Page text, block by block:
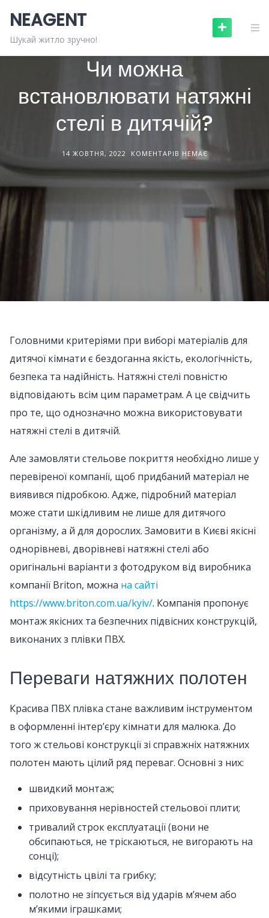
content
NEAGENT
Шукай житло зручно!БУДІВНИЦТВО ТА РЕМОНТ
Чи можна
встановлювати натяжні
стелі в дитячій?
14 ЖОВТНЯ, 2022 КОМЕНТАРІВ НЕМАЄ
Головними критеріями при виборі матеріалів для
дитячої кімнати є бездоганна якість, екологічність,
безпека та надійність. Натяжні стелі повністю
відповідають всім цим параметрам. А це свідчить
про те, що однозначно можна використовувати
натяжні стелі в дитячій.
Але замовляти стельове покриття необхідно лише у
перевіреної компанії, щоб придбаний матеріал не
виявився підробкою. Адже, підробний матеріал
може стати шкідливим не лише для дитячого
організму, а й для дорослих. Замовити в Києві якісні
однорівневі, дворівневі натяжні стелі або
оригінальні варіанти з фотодруком від виробника
компанії Briton, можна на сайті
https://www.briton.com.ua/kyiv/. Компанія пропонує
монтаж якісних та безпечних підвісних конструкцій,
виконаних з плівки ПВХ.
Переваги натяжних полотен
Красива ПВХ плівка стане важливим інструментом
в оформленні інтер’єру кімнати для малюка. До
того ж стельові конструкції зі справжніх натяжних
полотен мають цілий ряд переваг. Основні з них:
швидкий монтаж;
приховування нерівностей стельової плити;
тривалий строк експлуатації (вони не
обсипаються, не тріскаються, не вигорають на
сонці);
відсутність цвілі та грибку;
полотно не зіпсується від ударів м’ячем або
м’якими іграшками;